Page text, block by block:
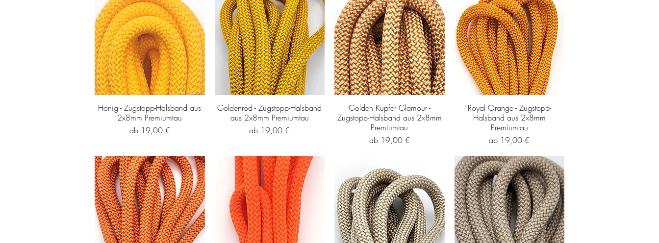
Honig - Zugstopp-Halsband aus
2x8mm Premiumtau
ab 19,00 €
Sale-Preis
Goldenrod - Zugstopp-Halsband
aus 2x8mm Premiumtau
ab 19,00 €
Sale-Preis
Golden Kupfer Glamour -
Zugstopp-Halsband aus 2x8mm
Premiumtau
ab 19,00 €
Sale-Preis
Royal Orange - Zugstopp-
Halsband aus 2x8mm
Premiumtau
ab 19,00 €
Sale-Preis